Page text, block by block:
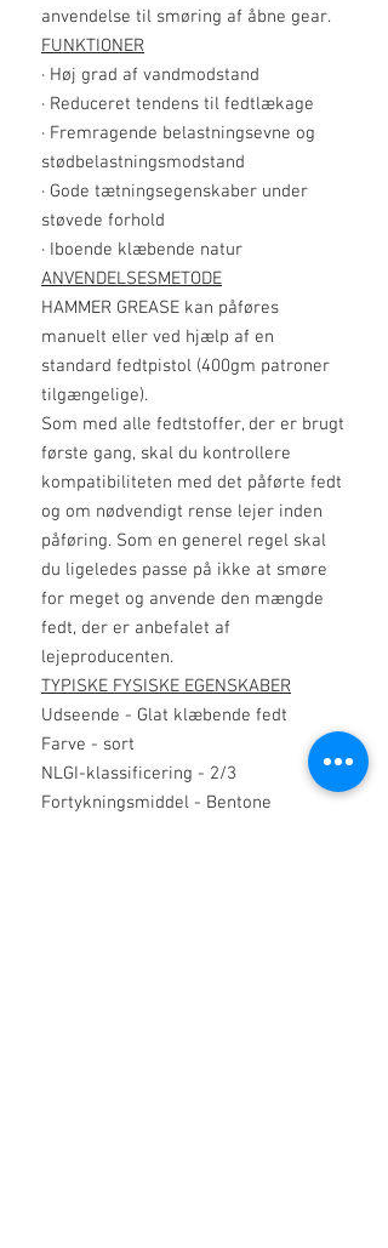
anvendelse til smøring af åbne gear.
FUNKTIONER
· Høj grad af vandmodstand
· Reduceret tendens til fedtlækage
· Fremragende belastningsevne og
stødbelastningsmodstand
· Gode tætningsegenskaber under
støvede forhold
· Iboende klæbende natur
ANVENDELSESMETODE
HAMMER GREASE kan påføres
manuelt eller ved hjælp af en
standard fedtpistol (400gm patroner
tilgængelige).
Som med alle fedtstoffer, der er brugt
første gang, skal du kontrollere
kompatibiliteten med det påførte fedt
og om nødvendigt rense lejer inden
påføring. Som en generel regel skal
du ligeledes passe på ikke at smøre
for meget og anvende den mængde
fedt, der er anbefalet af
lejeproducenten.
TYPISKE FYSISKE EGENSKABER
Udseende - Glat klæbende fedt
Farve - sort
NLGI-klassificering - 2/3
Fortykningsmiddel - Bentone